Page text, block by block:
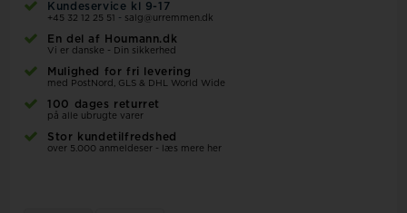
Kundeservice kl 9-17
+45 32 12 25 51 - salg@urremmen.dk
En del af Houmann.dk
Vi er danske - Din sikkerhed
Mulighed for fri levering
med PostNord, GLS & DHL World Wide
100 dages returret
på alle ubrugte varer
Stor kundetilfredshed
over 5.000 anmeldeser - læs mere her